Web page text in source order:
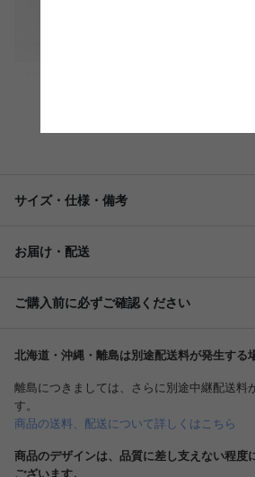
サイズ・仕様・備考
お届け・配送
ご購入前に必ずご確認ください
北海道・沖縄・離島は別途配送料が発生する
離島につきましては、さらに別途中継配送料
す。
商品の送料、配送について詳しくはこちら
商品のデザインは、品質に差し支えない程度
ございます。